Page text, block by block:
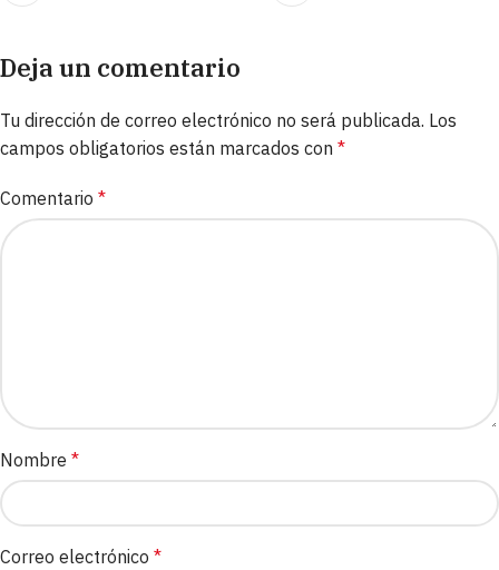
Deja un comentario
Tu dirección de correo electrónico no será publicada. Los
campos obligatorios están marcados con *
Comentario *
Nombre *
Correo electrónico *